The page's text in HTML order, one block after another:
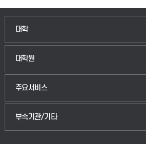
대학
대학원
주요서비스
부속기관/기타